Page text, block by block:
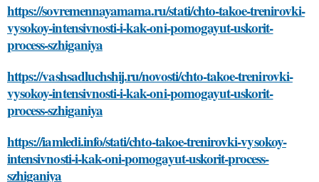
https://sovremennayamama.ru/stati/chto-takoe-trenirovki-
vysokoy-intensivnosti-i-kak-oni-pomogayut-uskorit-
process-szhiganiya
https://vashsadluchshij.ru/novosti/chto-takoe-trenirovki-
vysokoy-intensivnosti-i-kak-oni-pomogayut-uskorit-
process-szhiganiya
https://iamledi.info/stati/chto-takoe-trenirovki-vysokoy-
intensivnosti-i-kak-oni-pomogayut-uskorit-process-
szhiganiya